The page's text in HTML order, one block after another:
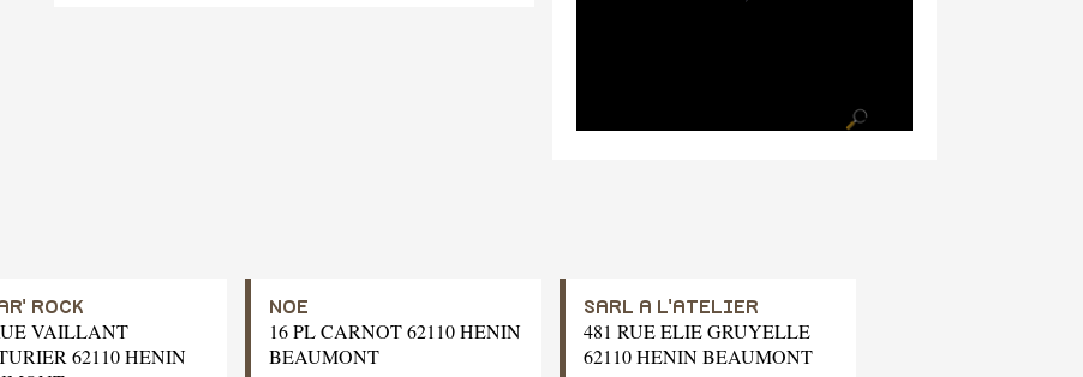
ROCK
VAILLANT
62110 HENIN
NOE
16 PL CARNOT 62110 HENIN
BEAUMONT
SARL A L'ATELIER
481 RUE ELIE GRUYELLE
62110 HENIN BEAUMONT